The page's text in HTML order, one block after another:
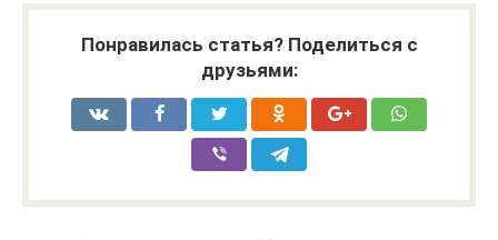
Понравилась статья? Поделиться с
друзьями: